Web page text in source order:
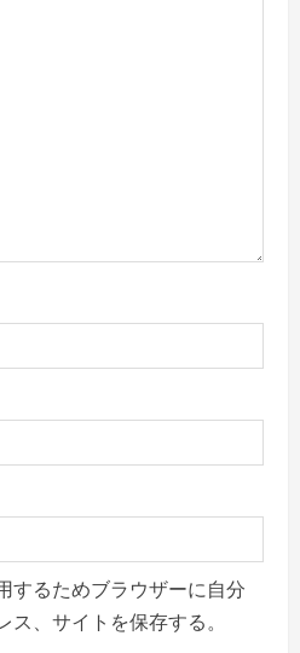
するためブラウザーに自分
、サイトを保存する。